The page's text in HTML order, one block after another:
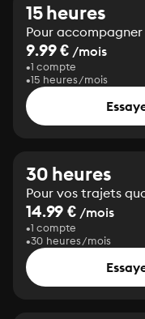
15 heures
Pour accompagner
9.99 € /mois
1 compte
15 heures/mois
30 heures
Pour vos trajets
14.99 € /mois
1 compte
30 heures/mois